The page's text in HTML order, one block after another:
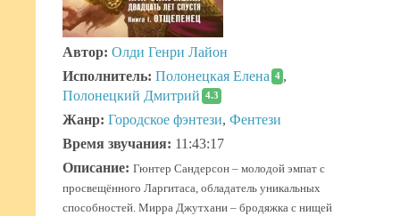
Автор: Олди Генри Лайон
Исполнитель: Полонецкая Елена 4 ,
Полонецкий Дмитрий 4.3
Жанр: Городское фэнтези, Фентези
Время звучания: 11:43:17
Описание: Гюнтер Сандерсон – молодой эмпат с
просвещённого Ларгитаса, обладатель уникальных
способностей. Мирра Джутхани – бродяжка с нищей